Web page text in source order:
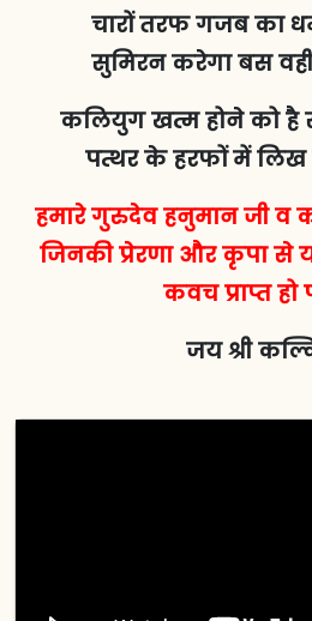
चारों तरफ गजब का
सुमिरन करेगा बस
कलियुग खत्म होने को है
पत्थर के हरफों में लिख
हमारे गुरुदेव हनुमान जी व
जिनकी प्रेरणा और कृपा से
कवच प्राप्त हो
जय श्री